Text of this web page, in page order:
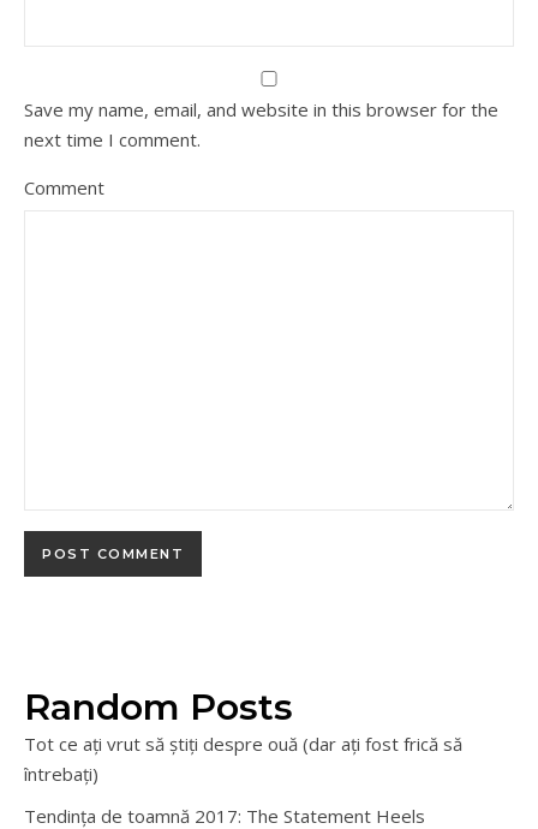
Save my name, email, and website in this browser for the
next time I comment.
Comment
Random Posts
Tot ce ați vrut să știți despre ouă (dar ați fost frică să
întrebați)
Tendința de toamnă 2017: The Statement Heels